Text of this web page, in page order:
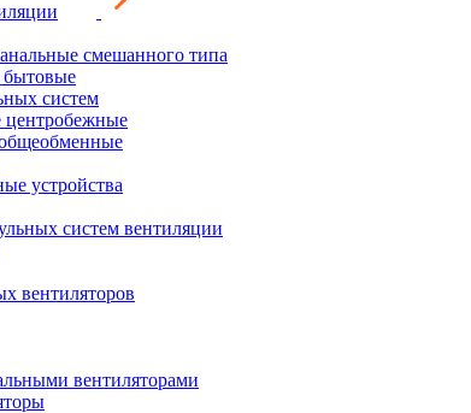
смешанного типа
систем
центробежные
устройства
систем вентиляции
вентиляторов
вентиляторами